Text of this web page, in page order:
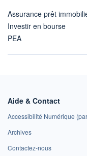
Assurance prêt
Investir en bourse
PEA
Aide & Contact
Accessibilité Numérique
Archives
Contactez-nous